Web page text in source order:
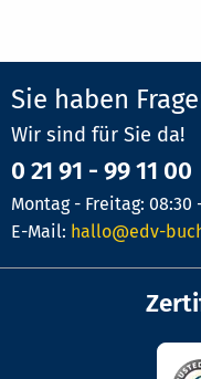
Sie haben
Wir sind für Sie da!
0 21 91 - 99 11 00
Montag - Freitag: 08:30
E-Mail: hallo@edv-